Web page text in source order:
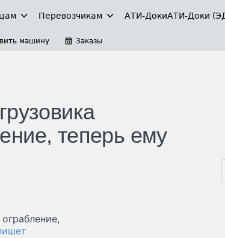
Перевозчикам АТИ-ДокиАТИ-Доки
машину Заказы
теперь ему